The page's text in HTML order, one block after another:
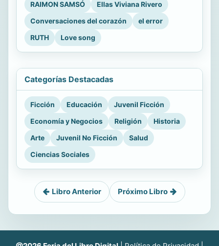
Ellas Viviana Rivero
Conversaciones del corazón
el error
RUTH
Love song
Categorías Destacadas
Juvenil Ficción
Economía y Negocios
Religión
Historia
Juvenil No Ficción
Salud
Ciencias Sociales
Libro Anterior Próximo Libro